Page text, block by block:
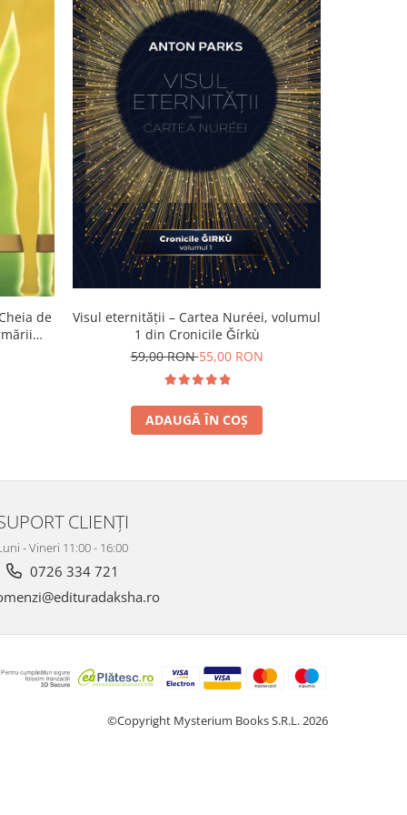
de
Visul eternității – Cartea Nuréei, volumul
1 din Cronicile Ǧírkù
59,00 RON55,00 RON
ADAUGĂ ÎN COȘ
CLIENȚI
- Vineri 11:00 - 16:00
0726 334 721
©Copyright Mysterium Books S.R.L. 2026